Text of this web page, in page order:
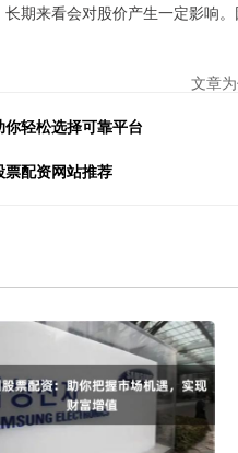
期来看会对股价产生一定影响
文章
轻松选择可靠平台
配资网站推荐